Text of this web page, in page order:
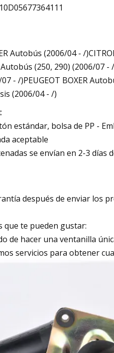
Autobús (2006/04 - /
(250, 290) (2006/07
- /)PEUGEOT BOXER
(2006/04 - /)
estándar, bolsa de PP -
aceptable
se envían en 2-3
después de enviar los
que te pueden gustar:
de hacer una ventanilla
servicios para obtener